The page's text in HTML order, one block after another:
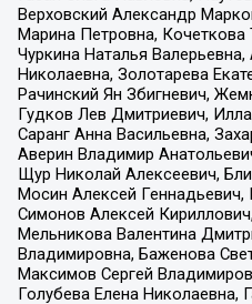
Верховский Александр
Марина Петровна, Кочеткова
Чуркина Наталья
Николаевна, Золотарева
Рачинский Ян Збигневич,
Гудков Лев Дмитриевич,
Саранг Анна Васильевна,
Аверин Владимир
Щур Николай Алексеевич,
Мосин Алексей Геннадьевич,
Симонов Алексей
Мельникова Валентина
Владимировна, Баженова
Максимов Сергей
Голубева Елена Николаевна,